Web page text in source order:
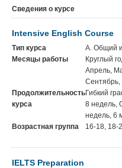
Сведения о курсе
Intensive English Course
Тип курса
A. Общий
Месяцы работы
Круглый
Апрель,
Сентябрь,
Продолжительность
курса
Гибкий
8 недель,
недель, 6
Возрастная группа
16-18, 18-
IELTS Preparation